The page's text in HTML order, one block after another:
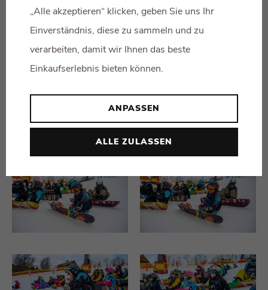
„Alle akzeptieren“ klicken, geben Sie uns Ihr
Einverständnis, diese zu sammeln und zu
verarbeiten, damit wir Ihnen das beste
Einkaufserlebnis bieten können.
ANPASSEN
ALLE ZULASSEN